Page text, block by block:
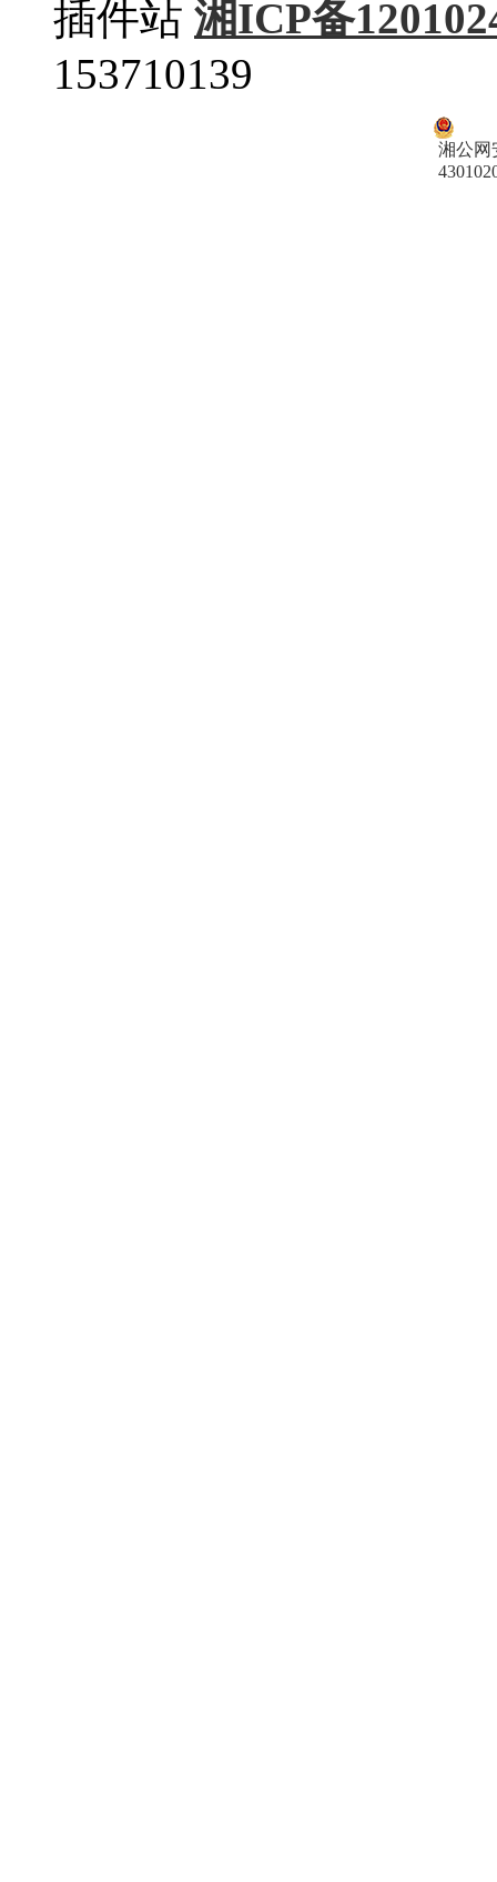
插件站 湘ICP备
153710139
湘公网